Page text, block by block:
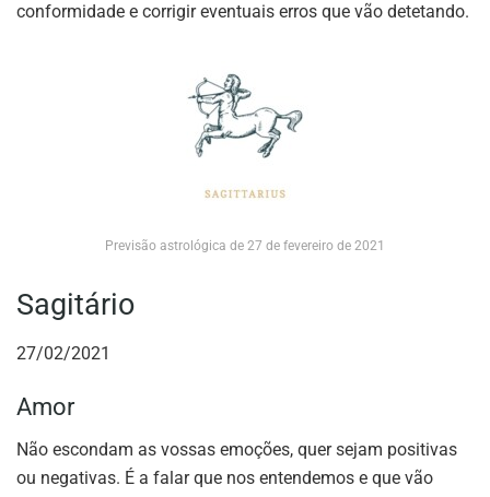
conformidade e corrigir eventuais erros que vão detetando.
Previsão astrológica de 27 de fevereiro de 2021
Sagitário
27/02/2021
Amor
Não escondam as vossas emoções, quer sejam positivas
ou negativas. É a falar que nos entendemos e que vão